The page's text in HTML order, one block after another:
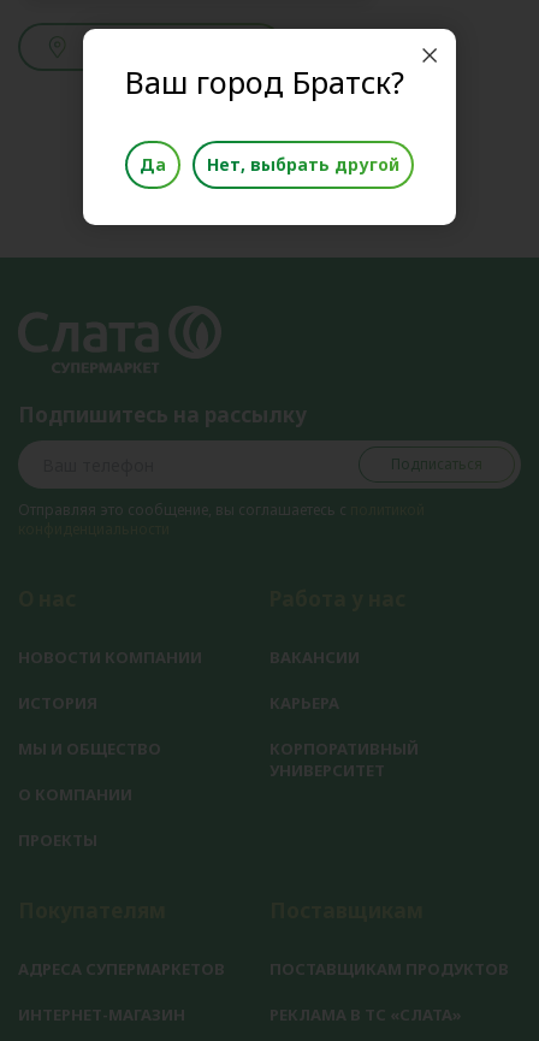
Подпишитесь на рассылку
Подписаться
Отправляя это сообщение, вы соглашаетесь с
НОВОСТИ КОМПАНИИ
ИСТОРИЯ
МЫ И ОБЩЕСТВО
О КОМПАНИИ
ПРОЕКТЫ
ВАКАНСИИ
КАРЬЕРА
КОРПОРАТИВНЫЙ
УНИВЕРСИТЕТ
АДРЕСА СУПЕРМАРКЕТОВ
ИНТЕРНЕТ-МАГАЗИН
ПОСТАВЩИКАМ ПРОДУКТОВ
РЕКЛАМА В ТС «СЛАТА»
Ваш город Братск?
Да Нет, выбрать другой